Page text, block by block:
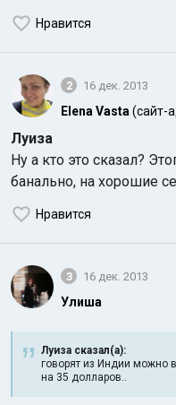
Нравится
2 16 дек. 2013
Elena Vasta (сайт-
Луиза
Ну а кто это сказал?
банально, на хорошие
Нравится
3 16 дек. 2013
Улиша
Луиза сказал(а):
говорят из Индии можно
на 35 долларов..